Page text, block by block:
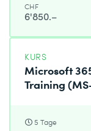
CHF
6'850.–
KURS
Microsoft
Training
5 Tage